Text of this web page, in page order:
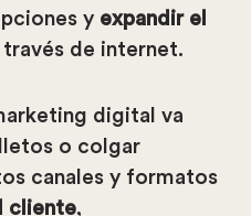
y expandir el
través de internet.
digital va
o colgar
canales y formatos
cliente,